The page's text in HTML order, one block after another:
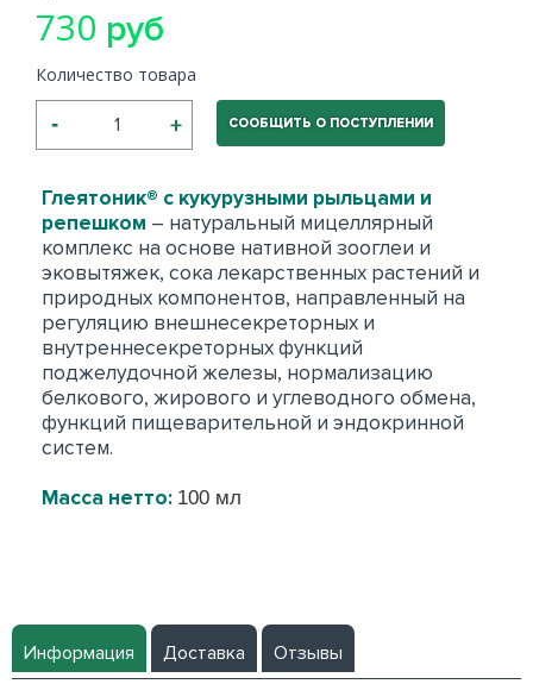
Глеятоник® с кукурузными рыльцами и
репешком – натуральный мицеллярный
комплекс на основе нативной зооглеи и
эковытяжек, сока лекарственных растений и
природных компонентов, направленный на
регуляцию внешнесекреторных и
внутреннесекреторных функций
поджелудочной железы, нормализацию
белкового, жирового и углеводного обмена,
функций пищеварительной и эндокринной
систем.
Масса нетто: 100 мл
730 руб
Количество товара
СООБЩИТЬ О ПОСТУПЛЕНИИ
Информация Доставка Отзывы